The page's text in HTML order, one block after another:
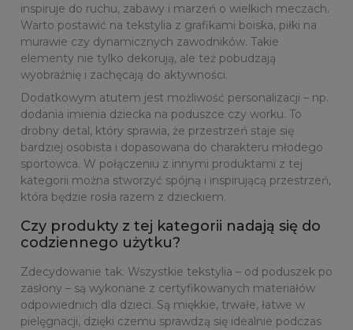
inspiruje do ruchu, zabawy i marzeń o wielkich meczach.
Warto postawić na tekstylia z grafikami boiska, piłki na
murawie czy dynamicznych zawodników. Takie
elementy nie tylko dekorują, ale też pobudzają
wyobraźnię i zachęcają do aktywności.
Dodatkowym atutem jest możliwość personalizacji – np.
dodania imienia dziecka na poduszce czy worku. To
drobny detal, który sprawia, że przestrzeń staje się
bardziej osobista i dopasowana do charakteru młodego
sportowca. W połączeniu z innymi produktami z tej
kategorii można stworzyć spójną i inspirującą przestrzeń,
która będzie rosła razem z dzieckiem.
Czy produkty z tej kategorii nadają się do
codziennego użytku?
Zdecydowanie tak. Wszystkie tekstylia – od poduszek po
zasłony – są wykonane z certyfikowanych materiałów
odpowiednich dla dzieci. Są miękkie, trwałe, łatwe w
pielęgnacji, dzięki czemu sprawdzą się idealnie podczas